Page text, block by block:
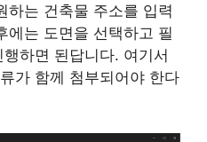
하는 건축물 주소를 입력
에는 도면을 선택하고 필
하면 된답니다. 여기서
가 함께 첨부되어야 한다